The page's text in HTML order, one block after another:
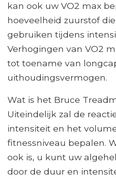
kan ook uw VO2 max
hoeveelheid zuurstof
gebruiken tijdens
Verhogingen van VO2
tot toename van
uithoudingsvermogen.
Wat is het Bruce
Uiteindelijk zal de
intensiteit en het
fitnessniveau bepalen.
ook is, u kunt uw
door de duur en